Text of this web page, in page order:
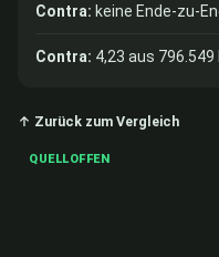
Contra: keine Ende-zu-
Contra: 4,23 aus
↑ Zurück zum Vergleich
QUELLOFFEN